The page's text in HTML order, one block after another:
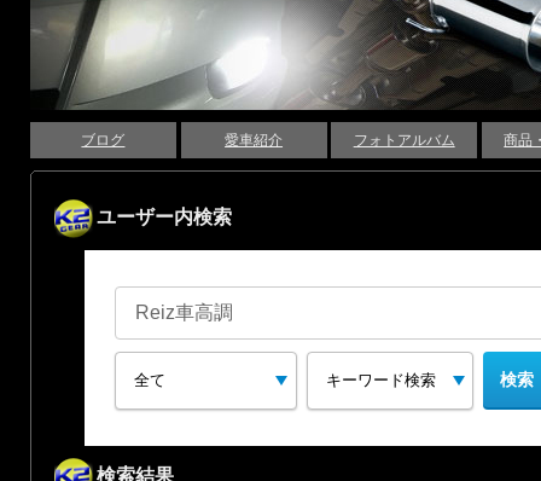
ブログ 愛車紹介 フォトアルバム 商品
ユーザー内検索
検索結果